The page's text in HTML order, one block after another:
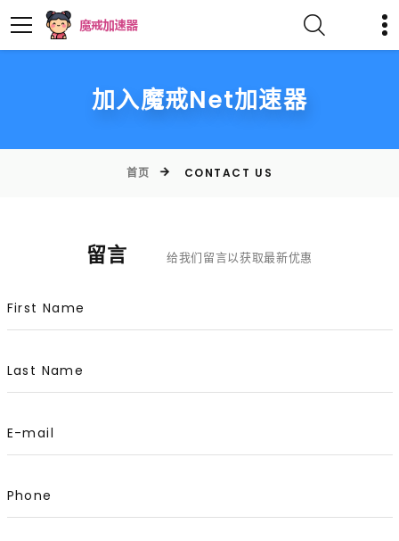
加入魔戒net加速器
首页 CONTACT US
留言 给我们留言以获取最新优惠
First Name
Last Name
E-mail
Phone